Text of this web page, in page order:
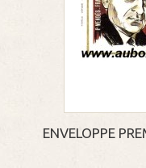
ENVELOPPE